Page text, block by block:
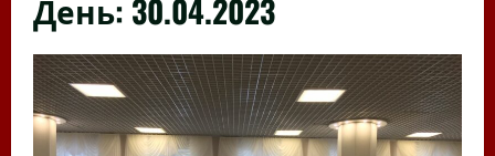
День: 30.04.2023